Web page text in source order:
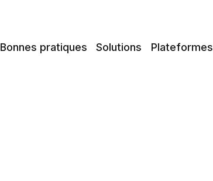
Bonnes pratiques Solutions Plateformes